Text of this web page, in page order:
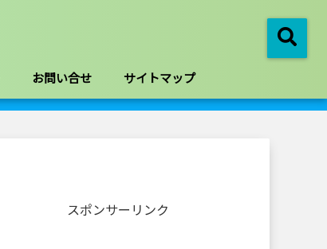
お問い合せ サイトマップ
スポンサーリンク